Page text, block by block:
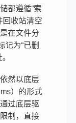
都遵循“索
回收站清空
在文件分
记为“已删
然以底层
）的形式
过底层驱
制，直接